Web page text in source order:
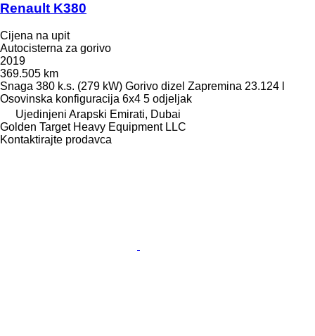
Renault K380
Cijena na upit
Autocisterna za gorivo
2019
369.505 km
Snaga 380 k.s. (279 kW) Gorivo dizel Zapremina 23.124 l
Osovinska konfiguracija 6x4 5 odjeljak
Ujedinjeni Arapski Emirati, Dubai
Golden Target Heavy Equipment LLC
Kontaktirajte prodavca